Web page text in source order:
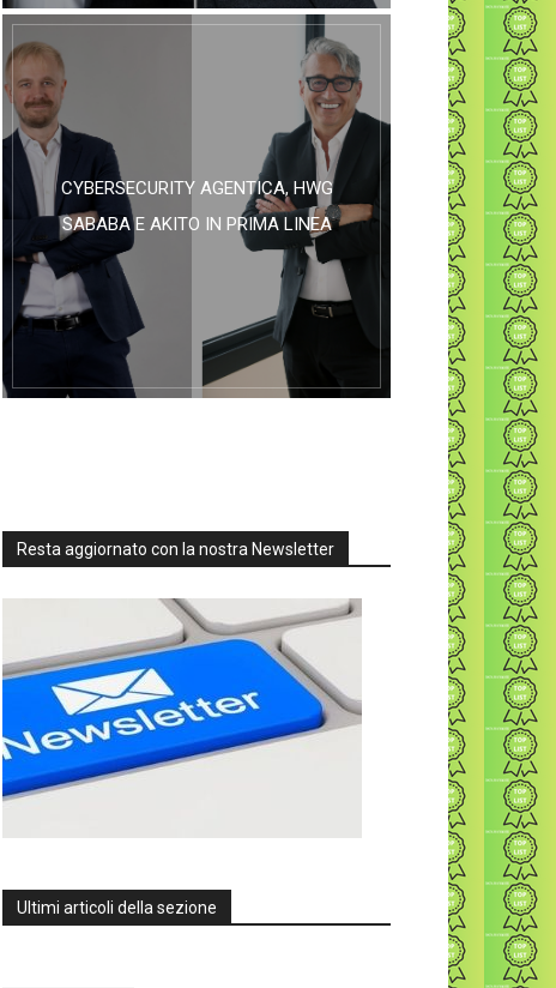
CYBERSECURITY AGENTICA, HWG
SABABA E AKITO IN PRIMA LINEA
Resta aggiornato con la nostra Newsletter
Ultimi articoli della sezione